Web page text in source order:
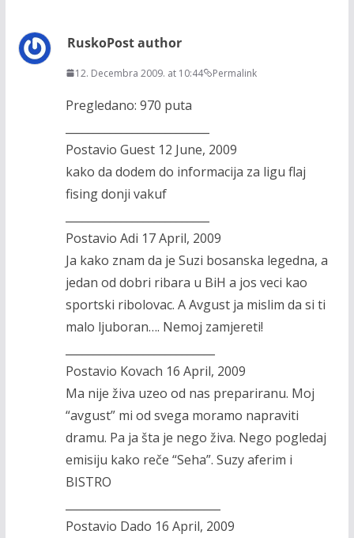
RuskoPost author
12. Decembra 2009. at 10:44 Permalink
Pregledano: 970 puta
Postavio Guest 12 June, 2009
kako da dodem do informacija za ligu flaj
fising donji vakuf
Postavio Adi 17 April, 2009
Ja kako znam da je Suzi bosanska legedna, a
jedan od dobri ribara u BiH a jos veci kao
sportski ribolovac. A Avgust ja mislim da si ti
malo ljuboran…. Nemoj zamjereti!
Postavio Kovach 16 April, 2009
Ma nije živa uzeo od nas prepariranu. Moj
“avgust” mi od svega moramo napraviti
dramu. Pa ja šta je nego živa. Nego pogledaj
emisiju kako reče “Seha”. Suzy aferim i
BISTRO
Postavio Dado 16 April, 2009